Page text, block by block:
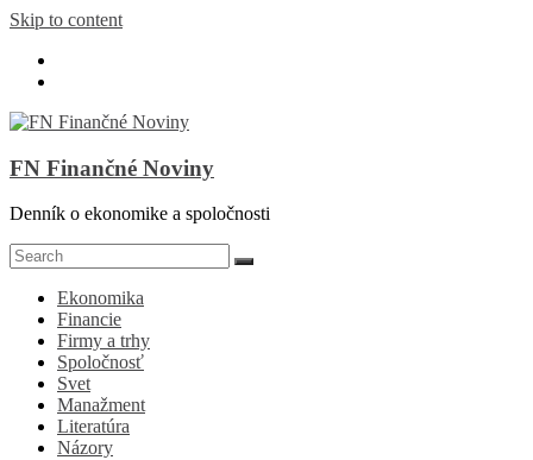
Skip to content
FN Finančné Noviny
Denník o ekonomike a spoločnosti
Ekonomika
Financie
Firmy a trhy
Spoločnosť
Svet
Manažment
Literatúra
Názory